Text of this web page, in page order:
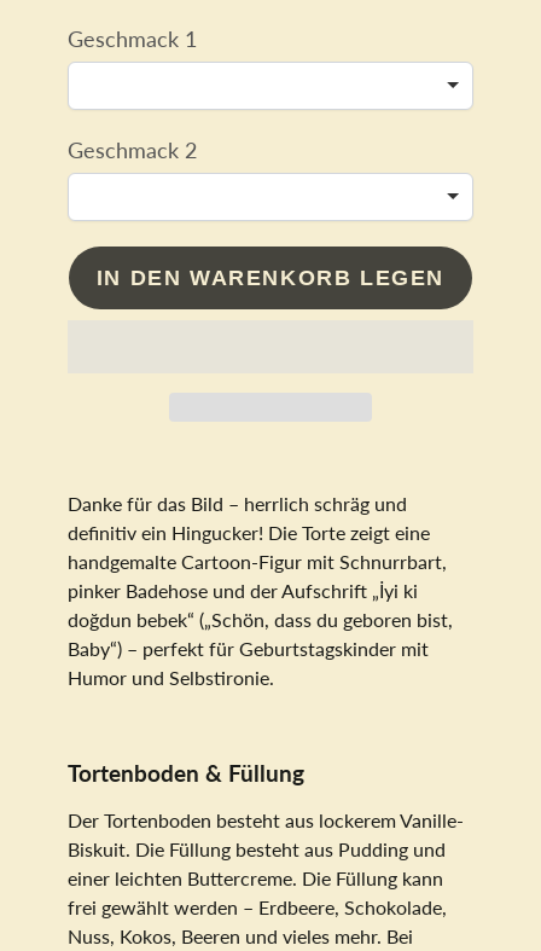
Geschmack 1
Geschmack 2
IN DEN WARENKORB LEGEN
Danke für das Bild – herrlich schräg und
definitiv ein Hingucker! Die Torte zeigt eine
handgemalte Cartoon-Figur mit Schnurrbart,
pinker Badehose und der Aufschrift „İyi ki
doğdun bebek“ („Schön, dass du geboren bist,
Baby“) – perfekt für Geburtstagskinder mit
Humor und Selbstironie.
Tortenboden & Füllung
Der Tortenboden besteht aus lockerem Vanille-
Biskuit. Die Füllung besteht aus Pudding und
einer leichten Buttercreme. Die Füllung kann
frei gewählt werden – Erdbeere, Schokolade,
Nuss, Kokos, Beeren und vieles mehr. Bei